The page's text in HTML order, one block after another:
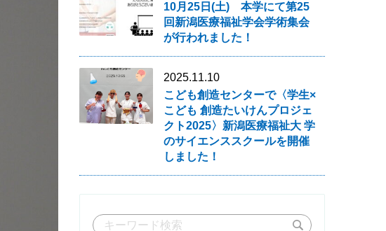
10月25日(土) 本学にて第25
回新潟医療福祉学会学術集会
が行われました！
2025.11.10
こども創造センターで〈学生×
こども 創造たいけんプロジェ
クト2025〉新潟医療福祉大 学
のサイエンススクールを開催
しました！